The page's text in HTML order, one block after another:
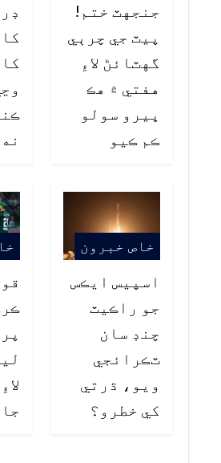
جنجهٽ ختم!
پيٽ جي چرٻي
گهٽائڻ لاءِ
هفتي ۾ هڪ
ڀيرو سولو
ڪم ڪيو
خاص خبرون
اسپيس ايڪس
جو راڪيٽ
چنڊ سان
ٽڪرائجي
ويو، ڌرتي
کي خطرو؟